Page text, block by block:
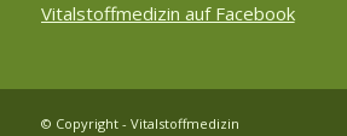
Vitalstoffmedizin auf Facebook
© Copyright - Vitalstoffmedizin